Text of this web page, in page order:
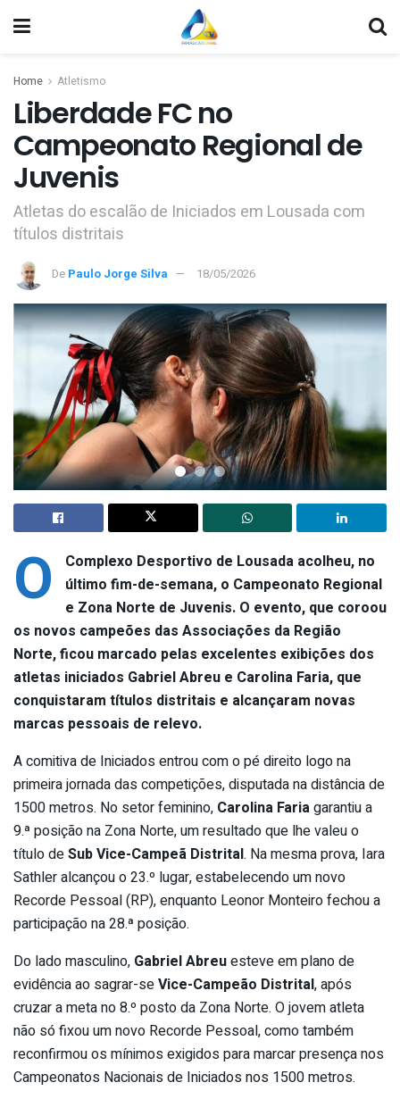
Home Atletismo
Liberdade FC no
Campeonato Regional de
Juvenis
Atletas do escalão de Iniciados em Lousada com
títulos distritais
De Paulo Jorge Silva 18/05/2026
O
Complexo Desportivo de Lousada acolheu, no
último fim-de-semana, o Campeonato Regional
e Zona Norte de Juvenis. O evento, que coroou
os novos campeões das Associações da Região
Norte, ficou marcado pelas excelentes exibições dos
atletas iniciados Gabriel Abreu e Carolina Faria, que
conquistaram títulos distritais e alcançaram novas
marcas pessoais de relevo.
A comitiva de Iniciados entrou com o pé direito logo na
primeira jornada das competições, disputada na distância de
1500 metros. No setor feminino, Carolina Fariagarantiu a
9.ª posição na Zona Norte, um resultado que lhe valeu o
título deSub Vice-Campeã Distrital. Na mesma prova, Iara
Sathler alcançou o 23.º lugar, estabelecendo um novo
Recorde Pessoal (RP), enquanto Leonor Monteiro fechou a
participação na 28.ª posição.
Do lado masculino, Gabriel Abreuesteve em plano de
evidência ao sagrar-seVice-Campeão Distrital, após
cruzar a meta no 8.º posto da Zona Norte. O jovem atleta
não só fixou um novo Recorde Pessoal, como também
reconfirmou os mínimos exigidos para marcar presença nos
Campeonatos Nacionais de Iniciados nos 1500 metros.